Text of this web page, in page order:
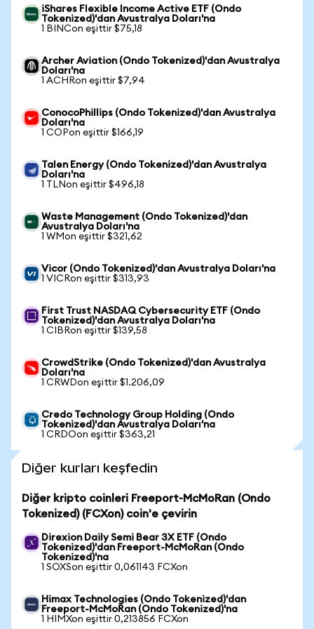
iShares Flexible Income Active ETF (Ondo
Tokenized)'dan Avustralya Doları'na
1 BINCon eşittir $75,18
Archer Aviation (Ondo Tokenized)'dan Avustralya
Doları'na
1 ACHRon eşittir $7,94
ConocoPhillips (Ondo Tokenized)'dan Avustralya
Doları'na
1 COPon eşittir $166,19
Talen Energy (Ondo Tokenized)'dan Avustralya
Doları'na
1 TLNon eşittir $496,18
Waste Management (Ondo Tokenized)'dan
Avustralya Doları'na
1 WMon eşittir $321,62
Vicor (Ondo Tokenized)'dan Avustralya Doları'na
1 VICRon eşittir $313,93
First Trust NASDAQ Cybersecurity ETF (Ondo
Tokenized)'dan Avustralya Doları'na
1 CIBRon eşittir $139,58
CrowdStrike (Ondo Tokenized)'dan Avustralya
Doları'na
1 CRWDon eşittir $1.206,09
Credo Technology Group Holding (Ondo
Tokenized)'dan Avustralya Doları'na
1 CRDOon eşittir $363,21
Diğer kurları keşfedin
Diğer kripto coinleri Freeport-McMoRan (Ondo
Tokenized) (FCXon) coin'e çevirin
Direxion Daily Semi Bear 3X ETF (Ondo
Tokenized)'dan Freeport-McMoRan (Ondo
Tokenized)'na
1 SOXSon eşittir 0,061143 FCXon
Himax Technologies (Ondo Tokenized)'dan
Freeport-McMoRan (Ondo Tokenized)'na
1 HIMXon eşittir 0,213856 FCXon